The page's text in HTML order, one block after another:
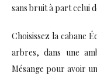
sans bruit à part celui
Choisissez la cabane
arbres, dans une
Mésange pour avoir